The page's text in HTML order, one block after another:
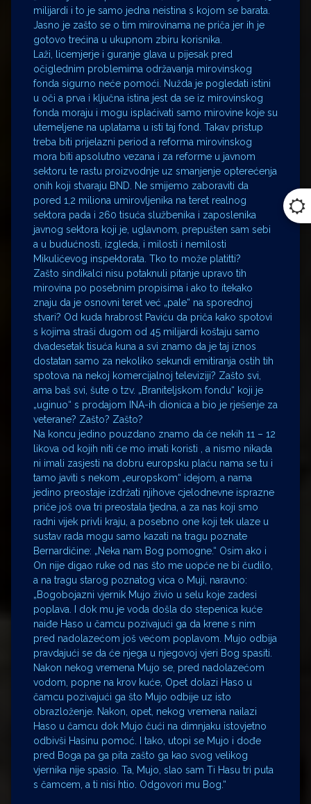
milijardi i to je samo jedna neistina s kojom se barata.
Jasno je zašto se o tim mirovinama ne priča jer ih je
gotovo trećina u ukupnom zbiru korisnika.
Laži, licemjerje i guranje glava u pijesak pred
očiglednim problemima održavanja mirovinskog
fonda sigurno neće pomoći. Nužda je pogledati istini
u oči a prva i ključna istina jest da se iz mirovinskog
fonda moraju i mogu isplaćivati samo mirovine koje su
utemeljene na uplatama u isti taj fond. Takav pristup
treba biti prijelazni period a reforma mirovinskog
mora biti apsolutno vezana i za reforme u javnom
sektoru te rastu proizvodnje uz smanjenje opterećenja
onih koji stvaraju BND. Ne smijemo zaboraviti da
pored 1,2 miliona umirovljenika na teret realnog
sektora pada i 260 tisuća službenika i zaposlenika
javnog sektora koji je, uglavnom, prepušten sam sebi
a u budućnosti, izgleda, i milosti i nemilosti
Mikulićevog inspektorata. Tko to može platitti?
Zašto sindikalci nisu potaknuli pitanje upravo tih
mirovina po posebnim propisima i ako to itekako
znaju da je osnovni teret već „pale“ na sporednoj
stvari? Od kuda hrabrost Paviću da priča kako spotovi
s kojima straši dugom od 45 milijardi koštaju samo
dvadesetak tisuća kuna a svi znamo da je taj iznos
dostatan samo za nekoliko sekundi emitiranja ostih tih
spotova na nekoj komercijalnoj televiziji? Zašto svi,
ama baš svi, šute o tzv. „Braniteljskom fondu“ koji je
„uginuo“ s prodajom INA-ih dionica a bio je rješenje za
veterane? Zašto? Zašto?
Na koncu jedino pouzdano znamo da će nekih 11 – 12
likova od kojih niti će mo imati koristi , a nismo nikada
ni imali zasjesti na dobru europsku plaću nama se tu i
tamo javiti s nekom „europskom“ idejom, a nama
jedino preostaje izdržati njihove cjelodnevne isprazne
priče još ova tri preostala tjedna, a za nas koji smo
radni vijek privli kraju, a posebno one koji tek ulaze u
sustav rada mogu samo kazati na tragu poznate
Bernardičine: „Neka nam Bog pomogne.“ Osim ako i
On nije digao ruke od nas što me uopće ne bi čudilo,
a na tragu starog poznatog vica o Muji, naravno:
„Bogobojazni vjernik Mujo živio u selu koje zadesi
poplava. I dok mu je voda došla do stepenica kuće
naiđe Haso u čamcu pozivajući ga da krene s nim
pred nadolazećom još većom poplavom. Mujo odbija
pravdajući se da će njega u njegovoj vjeri Bog spasiti.
Nakon nekog vremena Mujo se, pred nadolazećom
vodom, popne na krov kuće, Opet dolazi Haso u
čamcu pozivajući ga što Mujo odbije uz isto
obrazloženje. Nakon, opet, nekog vremena nailazi
Haso u čamcu dok Mujo čući na dimnjaku istovjetno
odbivši Hasinu pomoć. I tako, utopi se Mujo i dođe
pred Boga pa ga pita zašto ga kao svog velikog
vjernika nije spasio. Ta, Mujo, slao sam Ti Hasu tri puta
s čamcem, a ti nisi htio. Odgovori mu Bog.“